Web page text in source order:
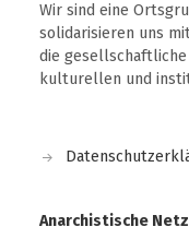
Wir sind eine
solidarisieren uns
die gesellschaftliche
kulturellen und
Anarchistische